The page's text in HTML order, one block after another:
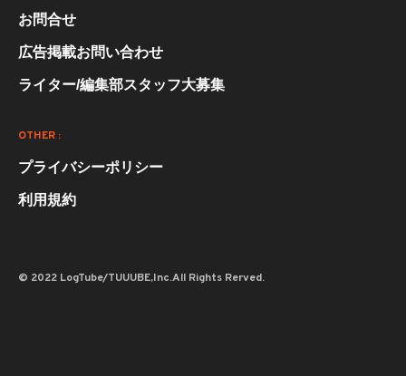
お問合せ
広告掲載お問い合わせ
ライター/編集部スタッフ大募集
OTHER :
プライバシーポリシー
利用規約
© 2022 LogTube/TUUUBE,Inc.All Rights Rerved.